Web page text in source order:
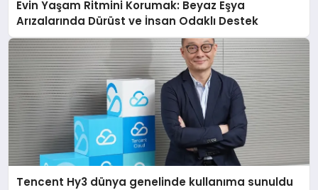
Evin Yaşam Ritmini Korumak: Beyaz Eşya
Arızalarında Dürüst ve İnsan Odaklı Destek
Tencent Hy3 dünya genelinde kullanıma sunuldu